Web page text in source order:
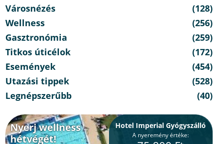
Városnézés
(128)
Wellness
(256)
Gasztronómia
(259)
Titkos úticélok
(172)
Események
(454)
Utazási tippek
(528)
Legnépszerűbb
(40)
Nyerj wellness
hétvégét!
Hotel Imperial Gyógyszálló
A nyeremény értéke: